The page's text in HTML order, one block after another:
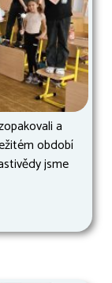
a
období
jsme